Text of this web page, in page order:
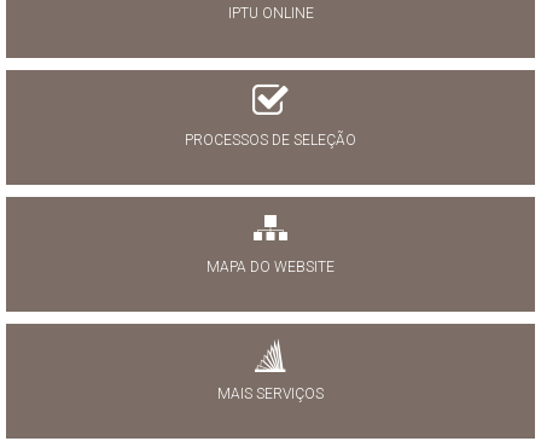
IPTU ONLINE
PROCESSOS DE SELEÇÃO
MAPA DO WEBSITE
MAIS SERVIÇOS